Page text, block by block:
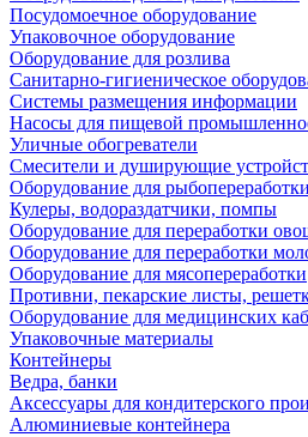
Посудомоечное оборудование
Упаковочное оборудование
Оборудование для розлива
Санитарно-гигиеническое
Системы размещения информации
Насосы для пищевой
Уличные обогреватели
Смесители и душирующие
Оборудование для рыбопереработки
Кулеры, водораздатчики, помпы
Оборудование для переработки
Оборудование для переработки
Оборудование для мясопереработки
Противни, пекарские листы,
Оборудование для медицинских
Упаковочные материалы
Контейнеры
Ведра, банки
Аксессуары для кондитерского
Алюминиевые контейнера